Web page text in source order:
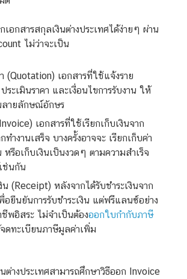
อกสารสกุลเงินต่างประเทศได้ง่ายๆ ผ่าน
ไม่ว่าจะเป็น
(Quotation) เอกสารที่ใช้แจ้งราย
ระเมินราคา และเงื่อนไขการรับงาน ให้
ลายลักษณ์อักษร
เอกสารที่ใช้เรียกเก็บเงินจาก
ทำงานเสร็จ บางครั้งอาจจะ เรียกเก็บค่า
รือเก็บเงินเป็นงวดๆ ตามความสำเร็จ
ช่นกัน
น (Receipt) หลังจากได้รับชำระเงินจาก
อยืนยันการรับชำระเงิน แต่ฟรีแลนซ์อย่าง
ชีพอิสระ ไม่จำเป็นต้องออกใบกำกับภาษี
ดทะเบียนภาษีมูลค่าเพิ่ม
ต่างประเทศสามารถศึกษาวิธีออก Invoice